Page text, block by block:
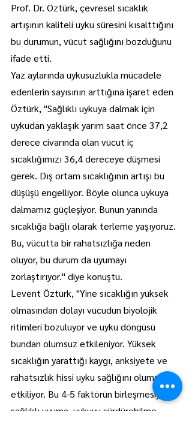
Prof. Dr. Öztürk, çevresel sıcaklık
artışının kaliteli uyku süresini kısalttığını
bu durumun, vücut sağlığını bozduğunu
ifade etti.
Yaz aylarında uykusuzlukla mücadele
edenlerin sayısının arttığına işaret eden
Öztürk, "Sağlıklı uykuya dalmak için
uykudan yaklaşık yarım saat önce 37,2
derece civarında olan vücut iç
sıcaklığımızı 36,4 dereceye düşmesi
gerek. Dış ortam sıcaklığının artışı bu
düşüşü engelliyor. Böyle olunca uykuya
dalmamız güçleşiyor. Bunun yanında
sıcaklığa bağlı olarak terleme yaşıyoruz.
Bu, vücutta bir rahatsızlığa neden
oluyor, bu durum da uyumayı
zorlaştırıyor." diye konuştu.
Levent Öztürk, "Yine sıcaklığın yüksek
olmasından dolayı vücudun biyolojik
ritimleri bozuluyor ve uyku döngüsü
bundan olumsuz etkileniyor. Yüksek
sıcaklığın yarattığı kaygı, anksiyete ve
rahatsızlık hissi uyku sağlığını olumsuz
etkiliyor. Bu 4-5 faktörün birleşmesiyle
sağlıklı uyuma, uykuyu sürdürebilme